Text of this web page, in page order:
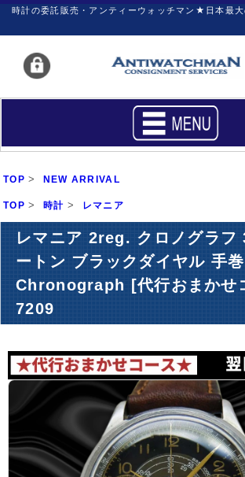
時計の委託販売・アンティーウォッチマン★日本最大
買いたい
サポート マイページ
新着リスト 価格ダウン
時計の修理
アーカイブ ブログ・
TOP > NEW ARRIVAL
TOP > 時計 > レマニア
レマニア 2reg. クロノグラフ
ートン ブラックダイヤル 手
Chronograph [代行おまかせ
7209